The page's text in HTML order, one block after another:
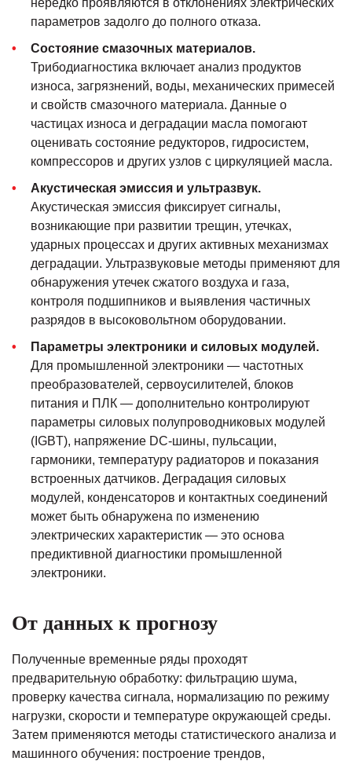
нередко проявляются в отклонениях электрических
параметров задолго до полного отказа.
Состояние смазочных материалов.
Трибодиагностика включает анализ продуктов
износа, загрязнений, воды, механических примесей
и свойств смазочного материала. Данные о
частицах износа и деградации масла помогают
оценивать состояние редукторов, гидросистем,
компрессоров и других узлов с циркуляцией масла.
Акустическая эмиссия и ультразвук.
Акустическая эмиссия фиксирует сигналы,
возникающие при развитии трещин, утечках,
ударных процессах и других активных механизмах
деградации. Ультразвуковые методы применяют для
обнаружения утечек сжатого воздуха и газа,
контроля подшипников и выявления частичных
разрядов в высоковольтном оборудовании.
Параметры электроники и силовых модулей.
Для промышленной электроники — частотных
преобразователей, сервоусилителей, блоков
питания и ПЛК — дополнительно контролируют
параметры силовых полупроводниковых модулей
(IGBT), напряжение DC-шины, пульсации,
гармоники, температуру радиаторов и показания
встроенных датчиков. Деградация силовых
модулей, конденсаторов и контактных соединений
может быть обнаружена по изменению
электрических характеристик — это основа
предиктивной диагностики промышленной
электроники.
От данных к прогнозу
Полученные временные ряды проходят
предварительную обработку: фильтрацию шума,
проверку качества сигнала, нормализацию по режиму
нагрузки, скорости и температуре окружающей среды.
Затем применяются методы статистического анализа и
машинного обучения: построение трендов,